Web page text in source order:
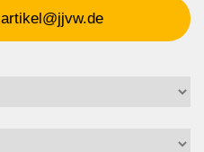
artikel@jjvw.de